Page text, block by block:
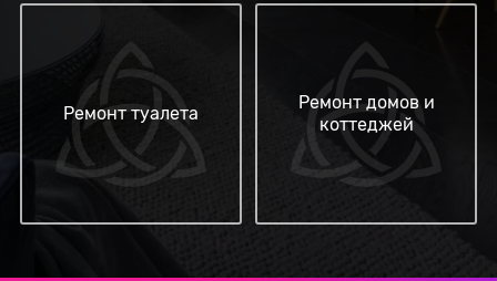
Ремонт туалета
Ремонт домов и
коттеджей